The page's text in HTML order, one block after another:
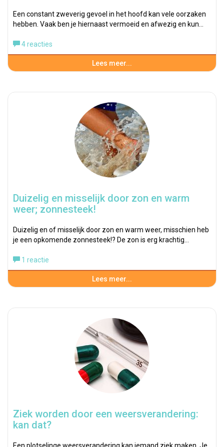
Een constant zweverig gevoel in het hoofd kan vele oorzaken
hebben. Vaak ben je hiernaast vermoeid en afwezig en kun…
4 reacties
Lees meer...
Duizelig en misselijk door zon en warm
weer; zonnesteek!
Duizelig en of misselijk door zon en warm weer, misschien heb
je een opkomende zonnesteek!? De zon is erg krachtig…
1 reactie
Lees meer...
Ziek worden door een weersverandering:
kan dat?